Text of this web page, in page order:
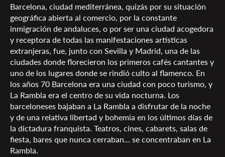
Barcelona, ciudad mediterránea, quizás por su situación
geográfica abierta al comercio, por la constante
inmigración de andaluces, o por ser una ciudad acogedora
y receptora de todas las manifestaciones artísticas
extranjeras, fue, junto con Sevilla y Madrid, una de las
ciudades donde florecieron los primeros cafés cantantes y
uno de los lugares donde se rindió culto al flamenco. En
los años 70 Barcelona era una ciudad con poco turismo, y
La Rambla era el centro de su vida nocturna. Los
barceloneses bajaban a La Rambla a disfrutar de la noche
y de una relativa libertad y bohemia en los últimos días de
la dictadura franquista. Teatros, cines, cabarets, salas de
fiesta, bares que nunca cerraban... se concentraban en La
Rambla.